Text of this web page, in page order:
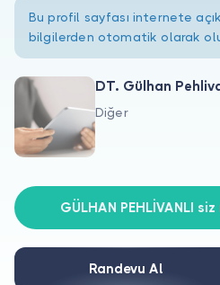
Hakkımızda
Doktorlar için
Doktor
Bu profil sayfası internete
bilgilerden otomatik olarak
DT. Gülhan
Diğer
GÜLHAN PEHLİVANLI
Randevu Al